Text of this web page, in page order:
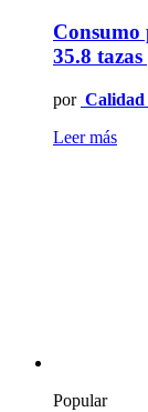
Consumo
35.8
por Calidad
Leer más
Popular